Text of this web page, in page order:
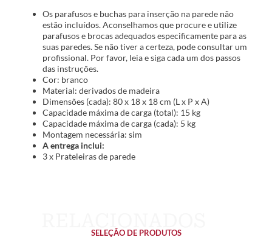
Os parafusos e buchas para inserção na parede não
estão incluídos. Aconselhamos que procure e utilize
parafusos e brocas adequados especificamente para as
suas paredes. Se não tiver a certeza, pode consultar um
profissional. Por favor, leia e siga cada um dos passos
das instruções.
Cor: branco
Material: derivados de madeira
Dimensões (cada): 80 x 18 x 18 cm (L x P x A)
Capacidade máxima de carga (total): 15 kg
Capacidade máxima de carga (cada): 5 kg
Montagem necessária: sim
A entrega inclui:
3 x Prateleiras de parede
SELEÇÃO DE PRODUTOS